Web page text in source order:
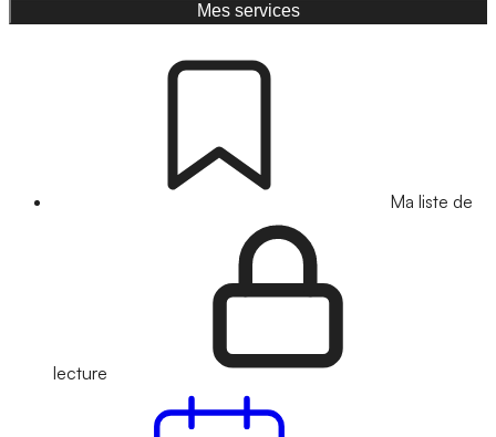
Mes services
Ma liste de
lecture